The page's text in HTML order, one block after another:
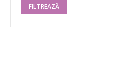
FILTREAZĂ